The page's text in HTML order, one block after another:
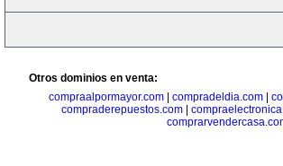
Otros dominios en venta:
compraalpormayor.com| compradeldia.com|
compraderepuestos.com|